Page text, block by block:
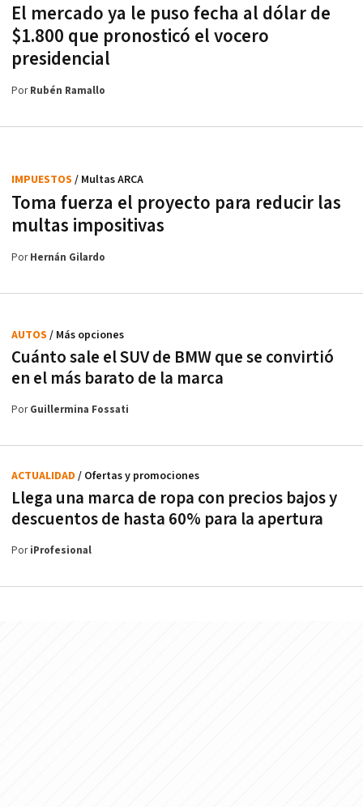
El mercado ya le puso fecha al dólar de
$1.800 que pronosticó el vocero
presidencial
PorRubén Ramallo
Toma fuerza el proyecto para reducir las
multas impositivas
IMPUESTOS / Multas ARCA
PorHernán Gilardo
Cuánto sale el SUV de BMW que se convirtió
en el más barato de la marca
AUTOS / Más opciones
PorGuillermina Fossati
Llega una marca de ropa con precios bajos y
descuentos de hasta 60% para la apertura
ACTUALIDAD / Ofertas y promociones
PoriProfesional